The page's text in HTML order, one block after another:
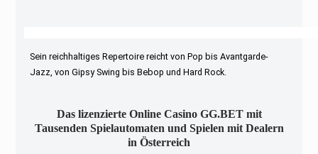
Sein reichhaltiges Repertoire reicht von Pop bis Avantgarde-
Jazz, von Gipsy Swing bis Bebop und Hard Rock.
Das lizenzierte Online Casino GG.BET mit
Tausenden Spielautomaten und Spielen mit Dealern
in Österreich